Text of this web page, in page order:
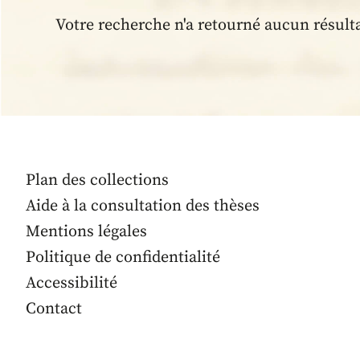
Votre recherche n'a retourné aucun
Plan des collections
Aide à la consultation des thèses
Mentions légales
Politique de confidentialité
Accessibilité
Contact